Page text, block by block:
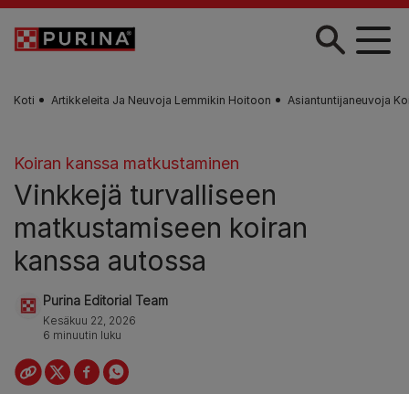
Skip to main content
Koti Artikkeleita Ja Neuvoja Lemmikin Hoitoon Asiantuntijaneuvoja
Koiran kanssa matkustaminen
Vinkkejä turvalliseen
matkustamiseen koiran
kanssa autossa
Purina Editorial Team
Kesäkuu 22, 2026
6 minuutin luku